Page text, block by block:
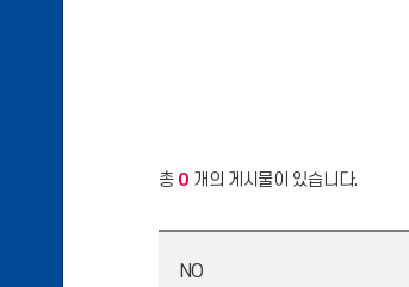
총 0 개의 게시물이 있습니다.
NO